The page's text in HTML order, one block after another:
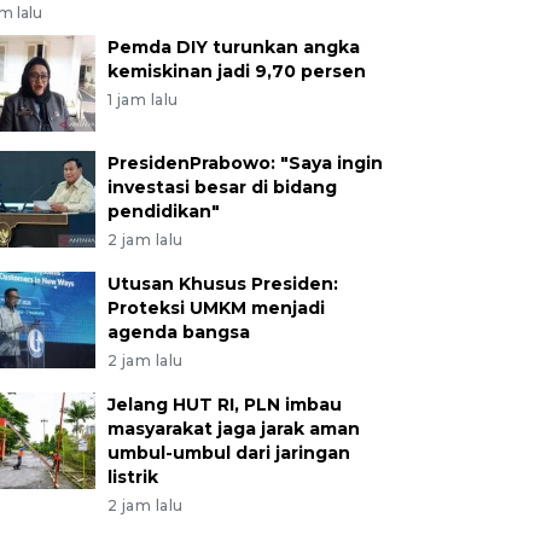
lalu
Pemda DIY turunkan angka
kemiskinan jadi 9,70 persen
1 jam lalu
PresidenPrabowo: "Saya ingin
investasi besar di bidang
pendidikan"
2 jam lalu
Utusan Khusus Presiden:
Proteksi UMKM menjadi
agenda bangsa
2 jam lalu
Jelang HUT RI, PLN imbau
masyarakat jaga jarak aman
umbul-umbul dari jaringan
listrik
2 jam lalu